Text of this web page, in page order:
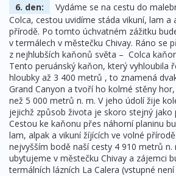
6. den:
Vydáme se na cestu do
Colca, cestou uvidíme stáda vikuní, lam a
přírodě. Po tomto úchvatném zážitku
v termálech v městečku Chivay. Ráno se
z nejhlubších kaňonů světa – Colca
Tento peruánský kaňon, který vyhloubila
hloubky až 3 400 metrů , to znamená
Grand Canyon a tvoří ho kolmé stěny
než 5 000 metrů n. m. V jeho údolí žije
jejichž způsob života je skoro stejný jako
Cestou ke kaňonu přes náhorní planinu
lam, alpak a vikuní žíjících ve volné
nejvyšším bodě naší cesty 4 910 metrů n.
ubytujeme v městečku Chivay a zájemci
termálních lázních La Calera (vstupné